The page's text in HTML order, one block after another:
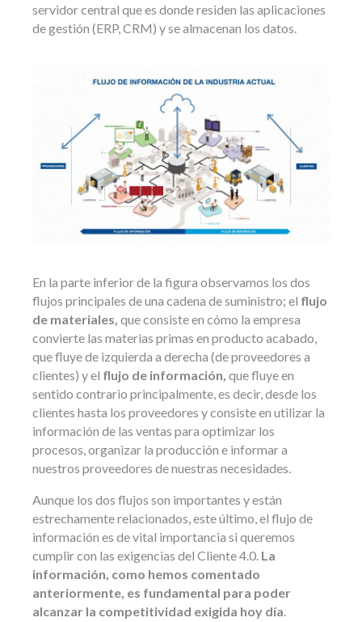
servidor central que es donde residen las aplicaciones
de gestión (ERP, CRM) y se almacenan los datos.
En la parte inferior de la figura observamos los dos
flujos principales de una cadena de suministro; el flujo
de materiales, que consiste en cómo la empresa
convierte las materias primas en producto acabado,
que fluye de izquierda a derecha (de proveedores a
clientes) y el flujo de información, que fluye en
sentido contrario principalmente, es decir, desde los
clientes hasta los proveedores y consiste en utilizar la
información de las ventas para optimizar los
procesos, organizar la producción e informar a
nuestros proveedores de nuestras necesidades.
Aunque los dos flujos son importantes y están
estrechamente relacionados, este último, el flujo de
información es de vital importancia si queremos
cumplir con las exigencias del Cliente 4.0. La
información, como hemos comentado
anteriormente, es fundamental para poder
alcanzar la competitividad exigida hoy día